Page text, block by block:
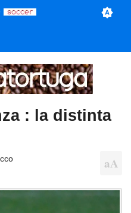
: la distinta